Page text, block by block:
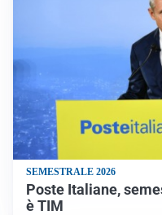
SEMESTRALE 2026
Poste Italiane,
è TIM